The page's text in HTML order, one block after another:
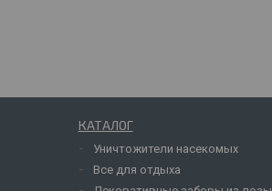
КАТАЛОГ
Уничтожители насекомых
Все для отдыха